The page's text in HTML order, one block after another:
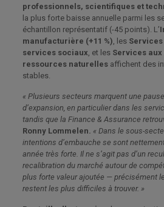
professionnels, scientifiques et
la plus forte baisse annuelle parmi les
échantillon représentatif (-45 points). L’
manufacturière (+11 %) , les
services sociaux , et les Services
ressources naturelles affichent des
stables.
« Plusieurs secteurs marquent une
d’expansion, en particulier dans les
tandis que la Finance & Assurance
Ronny Lommelen. « Dans le sous-
intentions d’embauche se sont
année très forte. Il ne s’agit pas d’un
recalibration du marché autour de
plus forte valeur ajoutée — précisément
restent les plus difficiles à trouver. »